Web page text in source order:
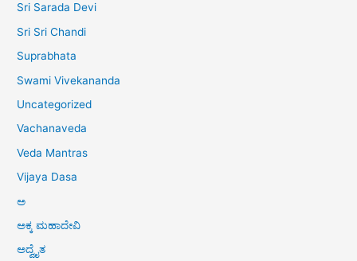
Sri Sarada Devi
Sri Sri Chandi
Suprabhata
Swami Vivekananda
Uncategorized
Vachanaveda
Veda Mantras
Vijaya Dasa
ಅ
ಅಕ್ಕ ಮಹಾದೇವಿ
ಅದ್ವೈತ